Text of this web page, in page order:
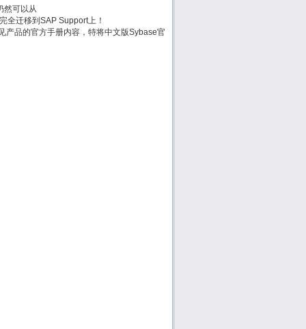
然可以从
全迁移到SAP Support上！
产品的官方手册内容，特将中文版Sybase官